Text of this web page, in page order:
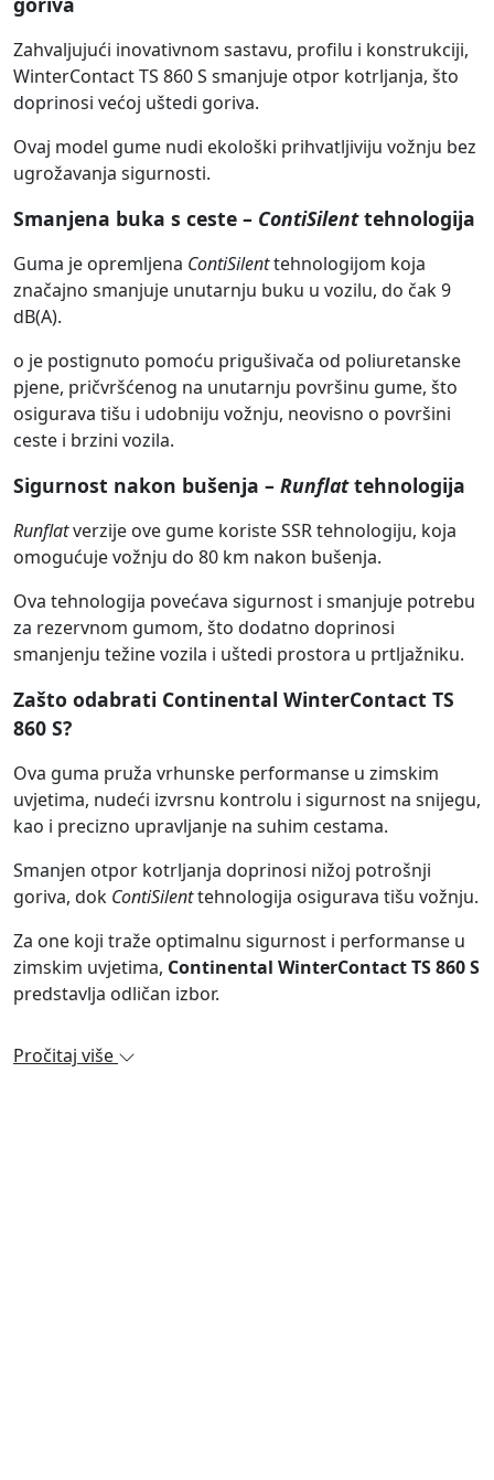
Zahvaljujući inovativnom sastavu, profilu i konstrukciji,
WinterContact TS 860 S smanjuje otpor kotrljanja, što
doprinosi većoj uštedi goriva.
Ovaj model gume nudi ekološki prihvatljiviju vožnju bez
ugrožavanja sigurnosti.
Smanjena buka s ceste – ContiSilenttehnologija
Guma je opremljena ContiSilenttehnologijom koja
značajno smanjuje unutarnju buku u vozilu, do čak 9
dB(A).
o je postignuto pomoću prigušivača od poliuretanske
pjene, pričvršćenog na unutarnju površinu gume, što
osigurava tišu i udobniju vožnju, neovisno o površini
ceste i brzini vozila.
Sigurnost nakon bušenja – Runflattehnologija
Runflatverzije ove gume koriste SSR tehnologiju, koja
omogućuje vožnju do 80 km nakon bušenja.
Ova tehnologija povećava sigurnost i smanjuje potrebu
za rezervnom gumom, što dodatno doprinosi
smanjenju težine vozila i uštedi prostora u prtljažniku.
Zašto odabrati Continental WinterContact TS
860 S?
Ova guma pruža vrhunske performanse u zimskim
uvjetima, nudeći izvrsnu kontrolu i sigurnost na snijegu,
kao i precizno upravljanje na suhim cestama.
Smanjen otpor kotrljanja doprinosi nižoj potrošnji
goriva, dok ContiSilenttehnologija osigurava tišu vožnju.
Za one koji traže optimalnu sigurnost i performanse u
zimskim uvjetima, Continental WinterContact TS 860 S
predstavlja odličan izbor.
Pročitaj više